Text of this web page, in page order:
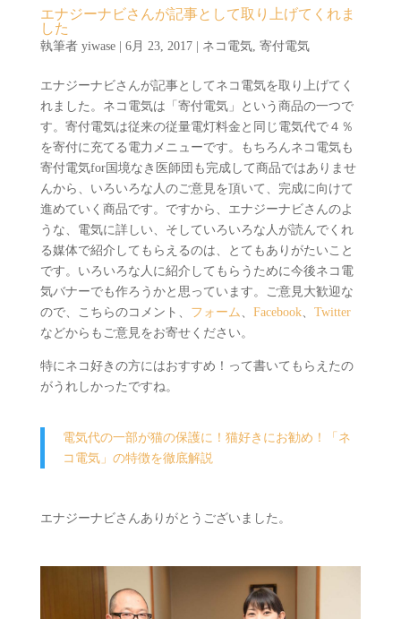
エナジーナビさんが記事として取り上げてくれま
した
執筆者 yiwase| 6月 23, 2017| ネコ電気, 寄付電気
エナジーナビさんが記事としてネコ電気を取り上げてく
れました。ネコ電気は「寄付電気」という商品の一つで
す。寄付電気は従来の従量電灯料金と同じ電気代で４％
を寄付に充てる電力メニューです。もちろんネコ電気も
寄付電気for国境なき医師団も完成して商品ではありませ
んから、いろいろな人のご意見を頂いて、完成に向けて
進めていく商品です。ですから、エナジーナビさんのよ
うな、電気に詳しい、そしていろいろな人が読んでくれ
る媒体で紹介してもらえるのは、とてもありがたいこと
です。いろいろな人に紹介してもらうために今後ネコ電
気バナーでも作ろうかと思っています。ご意見大歓迎な
ので、こちらのコメント、 フォーム Facebook、 Twitter
などからもご意見をお寄せください。
特にネコ好きの方にはおすすめ！って書いてもらえたの
がうれしかったですね。
電気代の一部が猫の保護に！猫好きにお勧め！「ネ
コ電気」の特徴を徹底解説
エナジーナビさんありがとうございました。